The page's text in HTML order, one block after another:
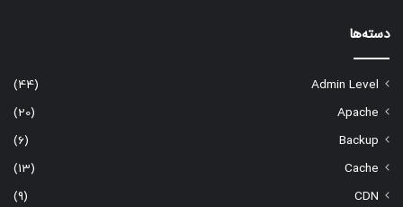
دسته‌ها
Admin Level
(44)
Apache
(20)
Backup
(6)
Cache
(13)
CDN
(9)